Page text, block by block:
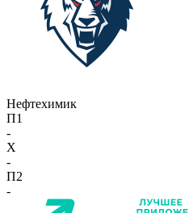
Нефтехимик
П1
-
X
-
П2
-